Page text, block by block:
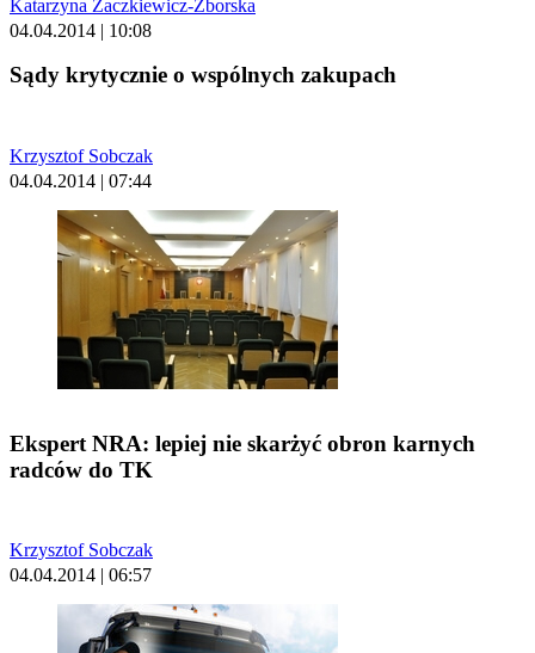
Katarzyna Żaczkiewicz-Zborska
04.04.2014 | 10:08
Sądy krytycznie o wspólnych zakupach
Krzysztof Sobczak
04.04.2014 | 07:44
Ekspert NRA: lepiej nie skarżyć obron karnych
radców do TK
Krzysztof Sobczak
04.04.2014 | 06:57